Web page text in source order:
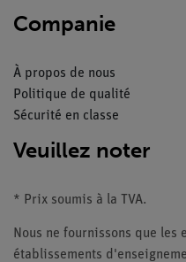
Companie
À propos de nous
Politique de qualité
Sécurité en classe
Veuillez noter
* Prix soumis à la TVA.
Nous ne fournissons que
établissements